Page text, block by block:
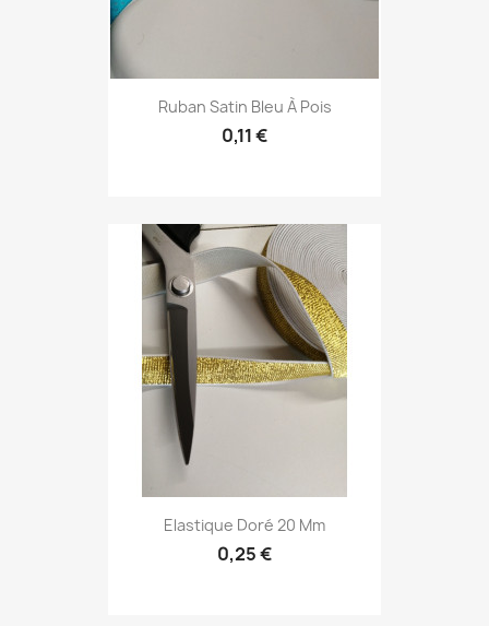
Ruban Satin Bleu À Pois
0,11 €
Elastique Doré 20 Mm
0,25 €